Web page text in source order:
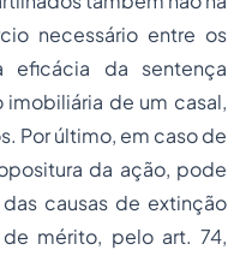
necessário entre os
eficácia da sentença
de um casal,
Por último, em caso de
da ação, pode
causas de extinção
mérito, pelo art. 74,